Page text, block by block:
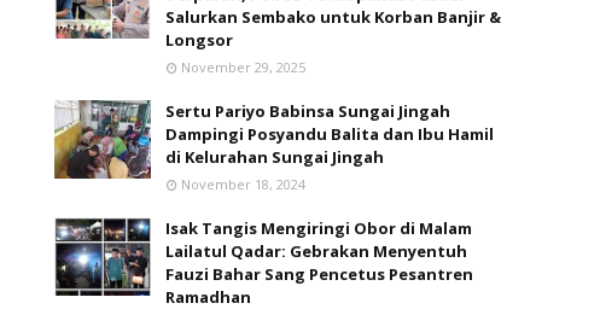
Salurkan Sembako untuk Korban Banjir &
Longsor
November 29, 2025
Sertu Pariyo Babinsa Sungai Jingah
Dampingi Posyandu Balita dan Ibu Hamil
di Kelurahan Sungai Jingah
November 18, 2024
Isak Tangis Mengiringi Obor di Malam
Lailatul Qadar: Gebrakan Menyentuh
Fauzi Bahar Sang Pencetus Pesantren
Ramadhan